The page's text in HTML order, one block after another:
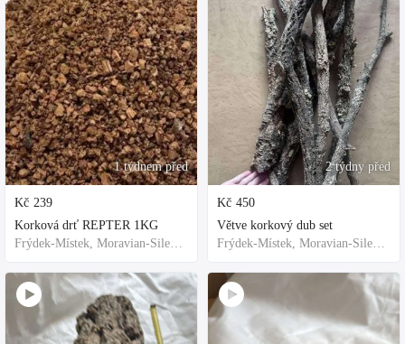
1 týdnem před
Kč 239
Korková drť REPTER 1KG
Frýdek-Místek, Moravian-Silesian Region,Others
2 týdny před
Kč 450
Větve korkový dub set
Frýdek-Místek, Moravian-Silesian Region,Others